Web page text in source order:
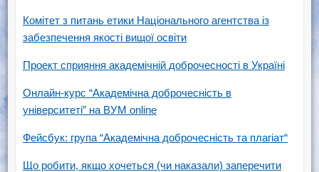
Комітет з питань етики Національного агентства із
забезпечення якості вищої освіти
Проект сприяння академічній доброчесності в Україні
Онлайн-курс “Академічна доброчесність в
університеті” на ВУМ online
Фейсбук: група “Академічна доброчесність та плагіат“
Що робити, якщо хочеться (чи наказали) заперечити